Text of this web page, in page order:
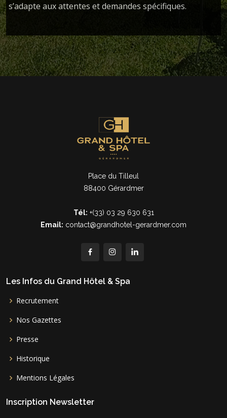
s’adapte aux attentes et demandes spécifiques.
Place du Tilleul
88400 Gérardmer
Tél: +(33) 03 29 630 631
Email: contact@grandhotel-gerardmer.com
Les Infos du Grand Hôtel & Spa
Recrutement
Nos Gazettes
Presse
Historique
Mentions Légales
Inscription Newsletter